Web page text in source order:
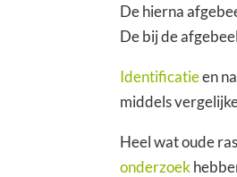
De hierna
De bij de
Identificatieen
middels
Heel wat oude
onderzoek